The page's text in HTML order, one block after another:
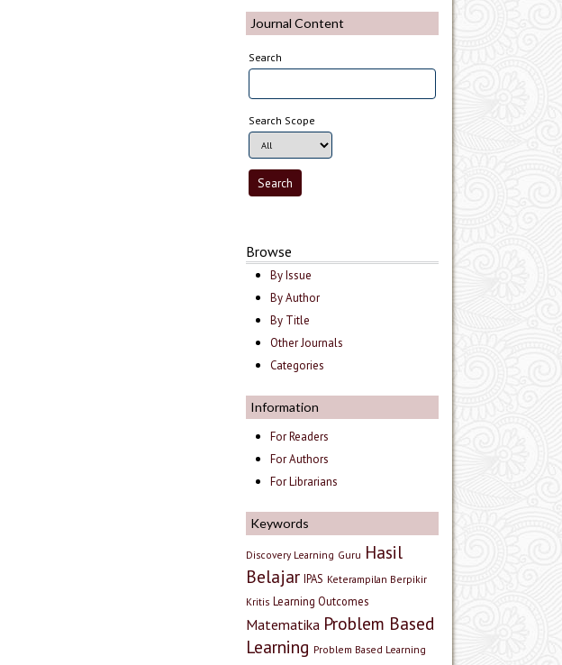
Journal Content
Search
Search Scope
Browse
By Issue
By Author
By Title
Other Journals
Categories
Information
For Readers
For Authors
For Librarians
Keywords
Discovery Learning Guru Hasil
Belajar IPAS Keterampilan Berpikir
Kritis Learning Outcomes
Matematika Problem Based
Learning Problem Based Learning